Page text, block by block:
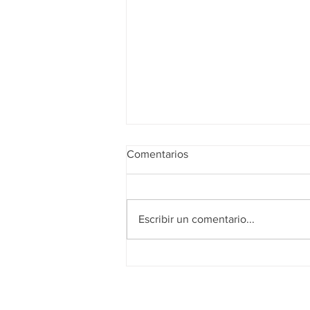
Realidad de octubre
Comentarios
Escribir un comentario...